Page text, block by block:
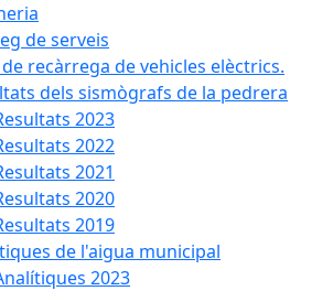
de serveis
recàrrega de vehicles elèctrics.
dels sismògrafs de la pedrera
2023
2022
2021
2020
2019
de l'aigua municipal
2023